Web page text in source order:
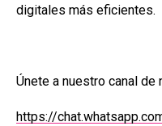
digitales más eficientes.
Únete a nuestro canal
https://